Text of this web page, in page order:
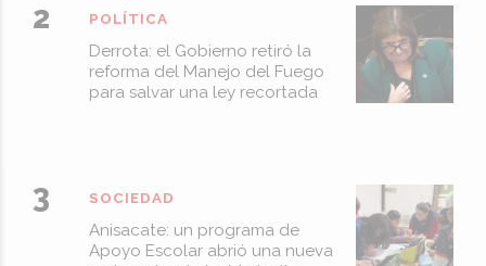
Derrota: el Gobierno retiró la
reforma del Manejo del Fuego
para salvar una ley recortada
POLÍTICA
Anisacate: un programa de
Apoyo Escolar abrió una nueva
SOCIEDAD